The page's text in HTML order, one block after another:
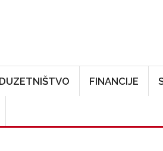
FINANCIJE